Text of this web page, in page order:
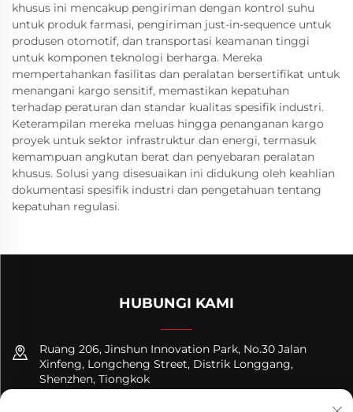
khusus ini mencakup pengiriman dengan kontrol suhu
untuk produk farmasi, pengiriman just-in-sequence untuk
produsen otomotif, dan transportasi keamanan tinggi
untuk komponen teknologi berharga. Mereka
mempertahankan fasilitas dan peralatan bersertifikat untuk
menangani kargo sensitif, memastikan kepatuhan
terhadap peraturan dan standar kualitas spesifik industri.
Keterampilan mereka meluas hingga penanganan kargo
proyek untuk sektor infrastruktur dan energi, termasuk
kemampuan angkutan berat dan penyebaran peralatan
khusus. Solusi yang disesuaikan ini didukung oleh keahlian
dokumentasi spesifik industri dan pengetahuan tentang
kepatuhan regulasi.
HUBUNGI KAMI
Ruang 206, Jinshun Innovation Park, No.30 Jalan
Xinfeng, Longcheng Street, Distrik Longgang,
Shenzhen, Tiongkok